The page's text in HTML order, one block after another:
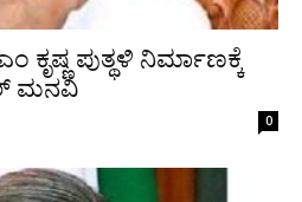
ಪುತ್ಥಳಿ ನಿರ್ಮಾಣಕ್ಕೆ
ಮನವಿ
0